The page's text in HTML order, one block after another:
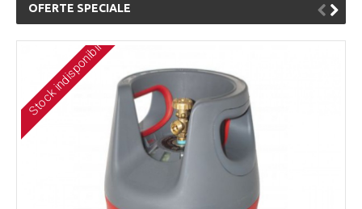
OFERTE SPECIALE
Stock indisponibil